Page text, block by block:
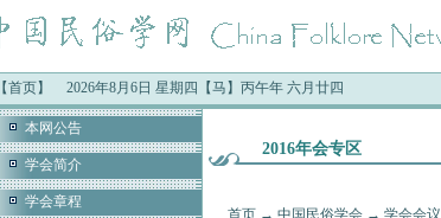
【首页】 2026年8月6日 星期四【马】丙午年 六月廿四
本网公告
学会简介
学会章程
2016年会专区
首页→ 中国民俗学会→ 学会会议